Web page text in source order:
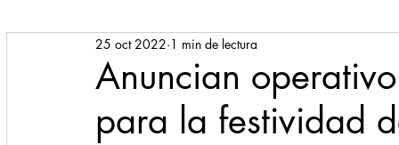
Santa Catarina San Pedro Garza Garcia
Espectaculos Clima Principal Salud
Anuncian
para la festividad
25 oct 2022 1 min de lectura